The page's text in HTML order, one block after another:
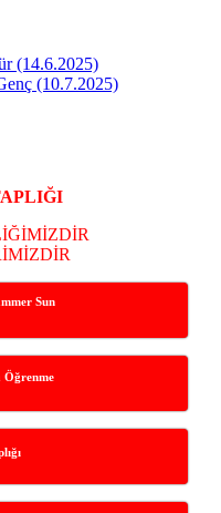
(14.6.2025)
(10.7.2025)
Sun
Öğrenme